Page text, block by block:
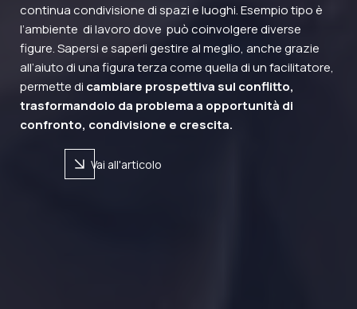
continua condivisione di spazi e luoghi. Esempio tipo è
l’ambiente di lavoro dove può coinvolgere diverse
figure. Sapersi e saperli gestire al meglio, anche grazie
all’aiuto di una figura terza come quella di un facilitatore,
permette di cambiare prospettiva sul conflitto,
trasformandolo da problema a opportunità di
confronto, condivisione e crescita.
arrow_forwardVai all'articolo